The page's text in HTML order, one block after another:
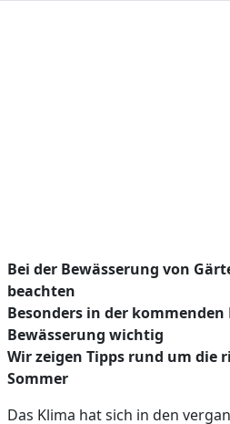
Bei der Bewässerung von
beachten
Besonders in der
Bewässerung wichtig
Wir zeigen Tipps rund um die
Sommer
Das Klima hat sich in den